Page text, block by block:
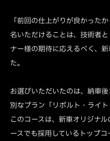
「前回の仕上がりが良かった
名いただけることは、技術者
ナー様の期待に応えるべく、
た。
お選びいただいたのは、納車
別なプラン「リボルト・ライト
このコースは、新車オリジナ
ースでも採用しているトップ